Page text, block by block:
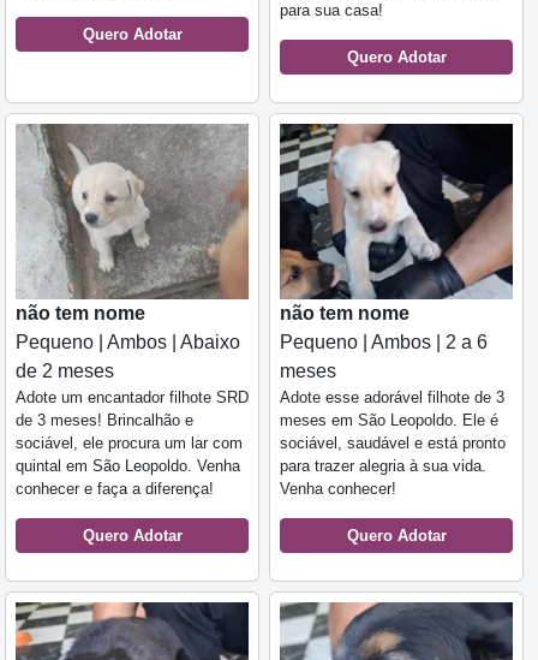
Quero Adotar
para sua casa!
Quero Adotar
não tem nome
Pequeno | Ambos | Abaixo
de 2 meses
Adote um encantador filhote SRD
de 3 meses! Brincalhão e
sociável, ele procura um lar com
quintal em São Leopoldo. Venha
conhecer e faça a diferença!
Quero Adotar
não tem nome
Pequeno | Ambos | 2 a 6
meses
Adote esse adorável filhote de 3
meses em São Leopoldo. Ele é
sociável, saudável e está pronto
para trazer alegria à sua vida.
Venha conhecer!
Quero Adotar